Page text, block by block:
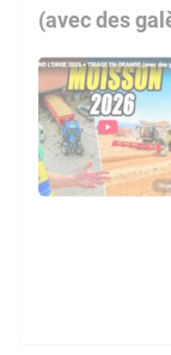
(avec des